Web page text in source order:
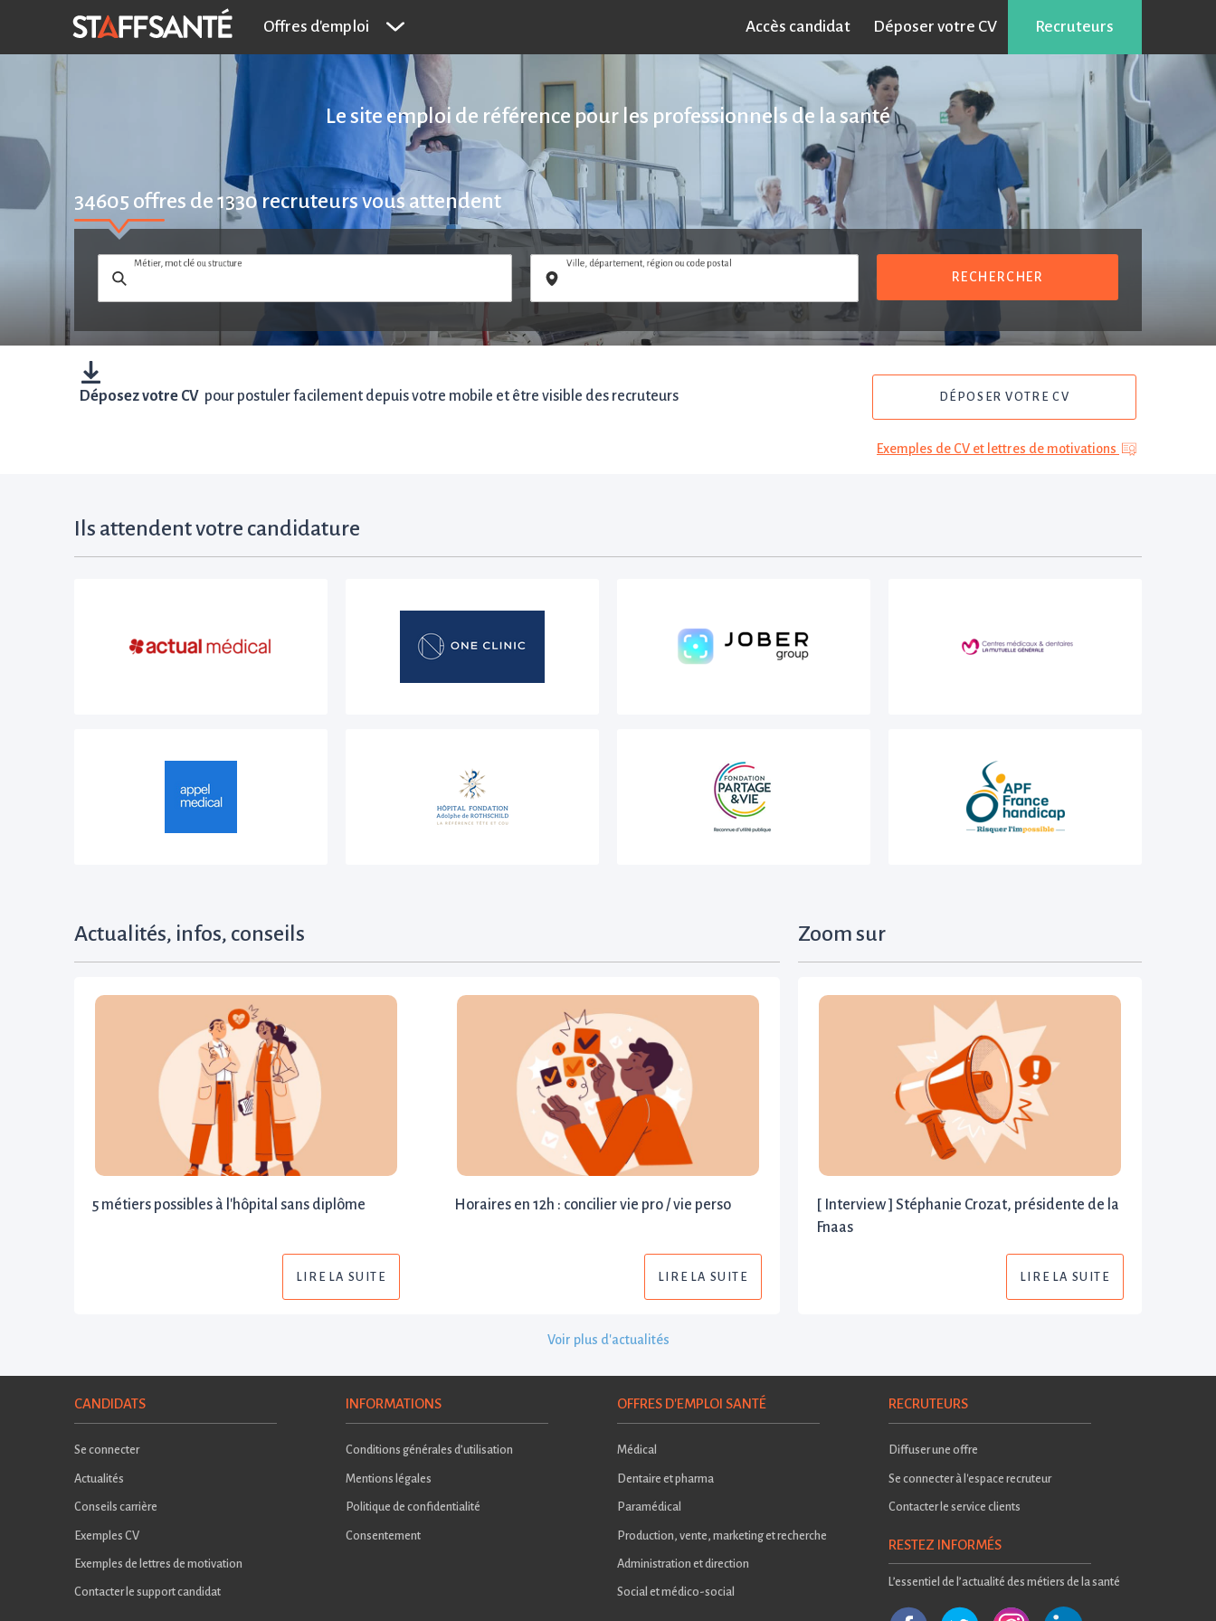
Offres d'emploi Accès candidat Déposer votre CV Recruteurs
Le site emploi de référence pour les professionnels de la santé
34605 offres de1330 recruteurs vous attendent
Métier, mot clé ou structure Ville, département, région ou code postal
RECHERCHER
Déposez votre CV pour postuler facilement depuis votre mobile et être visible des recruteurs DÉPOSER VOTRE CV
Exemples de CV et lettres de motivations
Ils attendent votre candidature
Actualités, infos, conseils
5 métiers possibles à l'hôpital sans diplôme
LIRE LA SUITE
Horaires en 12h : concilier vie pro / vie perso
LIRE LA SUITE
Zoom sur
[ Interview ] Stéphanie Crozat, présidente de la
Fnaas
LIRE LA SUITE
Voir plus d'actualités
CANDIDATS
Se connecter
Actualités
Conseils carrière
Exemples CV
Exemples de lettres de motivation
Contacter le support candidat
INFORMATIONS
Conditions générales d’utilisation
Mentions légales
Politique de confidentialité
Consentement
OFFRES D'EMPLOI SANTÉ
Médical
Dentaire et pharma
Paramédical
Production, vente, marketing et recherche
Administration et direction
Social et médico-social
RECRUTEURS
Diffuser une offre
Se connecter à l'espace recruteur
Contacter le service clients
RESTEZ INFORMÉS
L’essentiel de l’actualité des métiers de la santé